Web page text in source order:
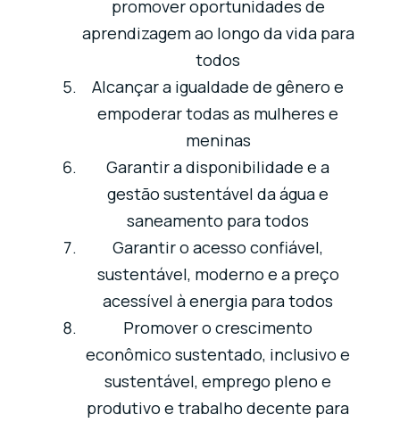
promover oportunidades de
aprendizagem ao longo da vida para
todos
Alcançar a igualdade de gênero e
empoderar todas as mulheres e
meninas
Garantir a disponibilidade e a
gestão sustentável da água e
saneamento para todos
Garantir o acesso confiável,
sustentável, moderno e a preço
acessível à energia para todos
Promover o crescimento
econômico sustentado, inclusivo e
sustentável, emprego pleno e
produtivo e trabalho decente para